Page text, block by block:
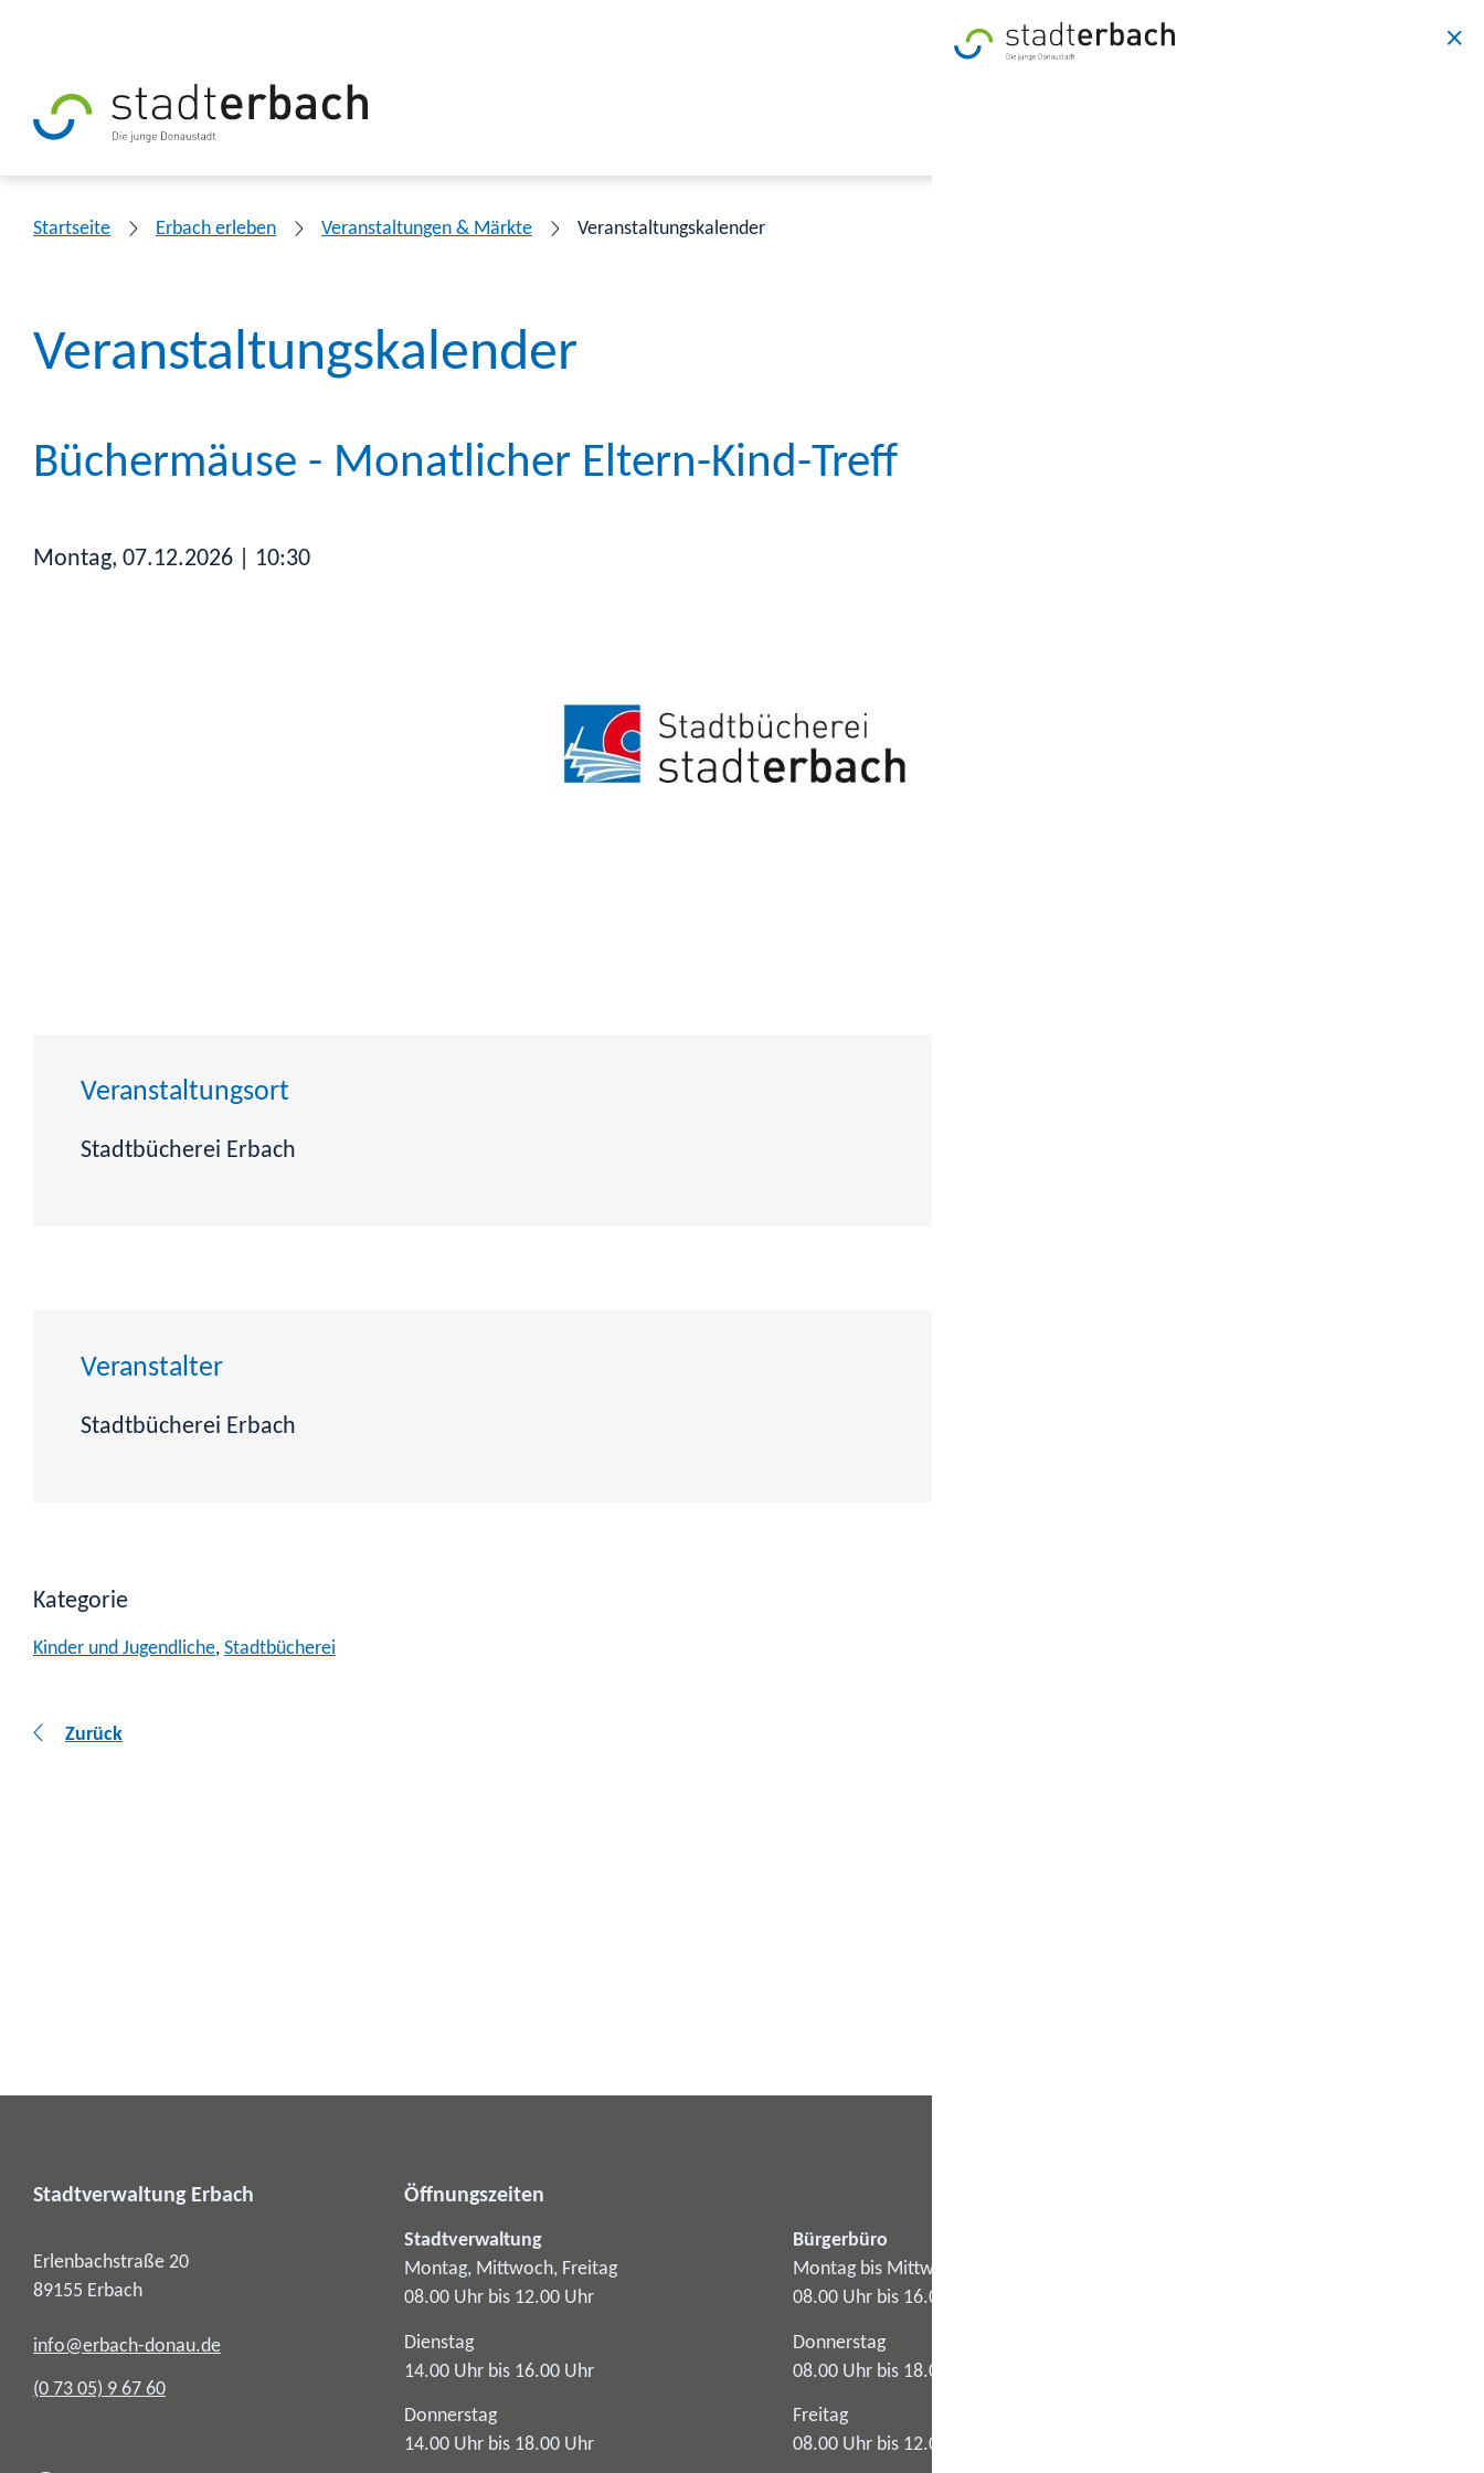
Startseite Erbach erleben Veranstaltungen & Märkte Veranstaltungskalender
Veranstaltungskalender
Montag, 07.12.2026 | 10:30
Büchermäuse - Monatlicher Eltern-Kind-Treff
Veranstaltungsort
Stadtbücherei Erbach
Veranstalter
Stadtbücherei Erbach
Kategorie
Kinder und Jugendliche, Stadtbücherei
Zurück
Stadtverwaltung Erbach
Erlenbachstraße 20
89155 Erbach
info@erbach-donau.de
(0 73 05) 9 67 60
Öffnungszeiten
Stadtverwaltung
Montag, Mittwoch, Freitag
08.00 Uhr bis 12.00 Uhr
Dienstag
14.00 Uhr bis 16.00 Uhr
Donnerstag
14.00 Uhr bis 18.00 Uhr
Bürgerbüro
Montag bis Mittwoch
08.00 Uhr bis 16.00 Uhr
Donnerstag
08.00 Uhr bis 18.00 Uhr
Freitag
08.00 Uhr bis 12.00 Uhr